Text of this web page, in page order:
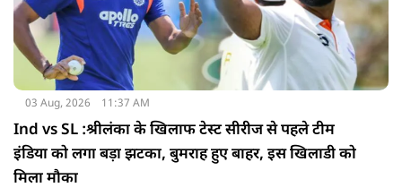
03 Aug, 2026 11:37 AM
Ind vs SL :श्रीलंका के खिलाफ टेस्ट सीरीज से पहले टीम
इंडिया को लगा बड़ा झटका, बुमराह हुए बाहर, इस खिलाडी को
मिला मौका